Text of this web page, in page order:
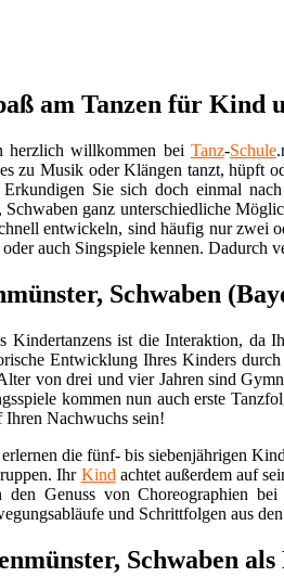
am Tanzen für Kind
herzlich willkommen bei Tanz-Schule
zu Musik oder Klängen tanzt, hüpft
Erkundigen Sie sich doch einmal
ganz unterschiedliche
entwickeln, sind häufig nur zwei
auch Singspiele kennen. Dadurch
Schwaben
Kindertanzens ist die Interaktion, da
Entwicklung Ihres Kinders
von drei und vier Jahren sind
kommen nun auch erste
Ihren Nachwuchs sein!
die fünf- bis siebenjährigen
Ihr Kind achtet außerdem auf
Genuss von Choreographien
und Schrittfolgen aus
Schwaben